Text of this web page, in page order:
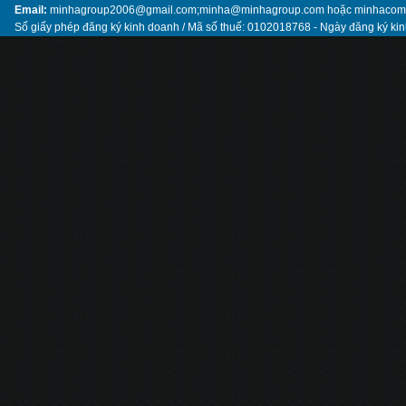
Email: minhagroup2006@gmail.com;minha@minhagroup.com hoặc
Số giấy phép đăng ký kinh doanh / Mã số thuế: 0102018768 - Ngày đăng ký